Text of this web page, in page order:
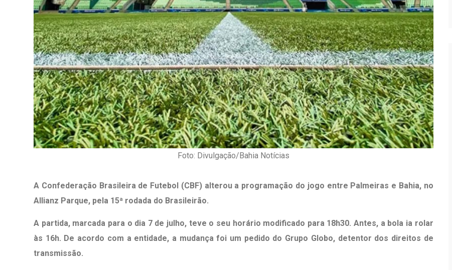
Foto: Divulgação/Bahia Notícias
A Confederação Brasileira de Futebol (CBF) alterou a programação do jogo entre Palmeiras e Bahia, no
Allianz Parque, pela 15ª rodada do Brasileirão.
A partida, marcada para o dia 7 de julho, teve o seu horário modificado para 18h30. Antes, a bola ia rolar
às 16h. De acordo com a entidade, a mudança foi um pedido do Grupo Globo, detentor dos direitos de
transmissão.
1º Dia - São Pedro Do Bairro Olhos
Inauguração Da Franquia HINODE